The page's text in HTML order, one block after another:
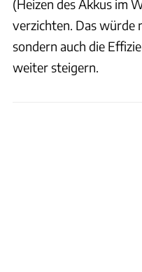
(Heizen des Akkus im
verzichten. Das würde
sondern auch die
weiter steigern.